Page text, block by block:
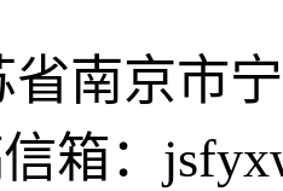
南京市
箱：